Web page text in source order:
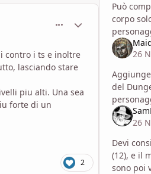
comment_1781493
Statistiche Autore
contro i ts e inoltre
lasciando stare
piu alti. Una sea
forte di un
2
Può
corpo
pg che
26
del
così basso ad
operano
26
Devi
(12), e il
sono poi